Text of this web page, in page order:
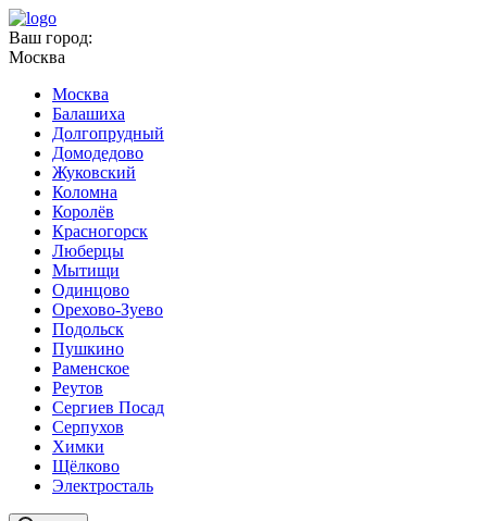
Ваш город:
Москва
Москва
Балашиха
Долгопрудный
Домодедово
Жуковский
Коломна
Королёв
Красногорск
Люберцы
Мытищи
Одинцово
Орехово-Зуево
Подольск
Пушкино
Раменское
Реутов
Сергиев Посад
Серпухов
Химки
Щёлково
Электросталь